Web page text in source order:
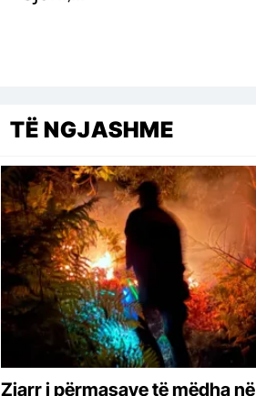
TË NGJASHME
Zjarr i përmasave të mëdha në